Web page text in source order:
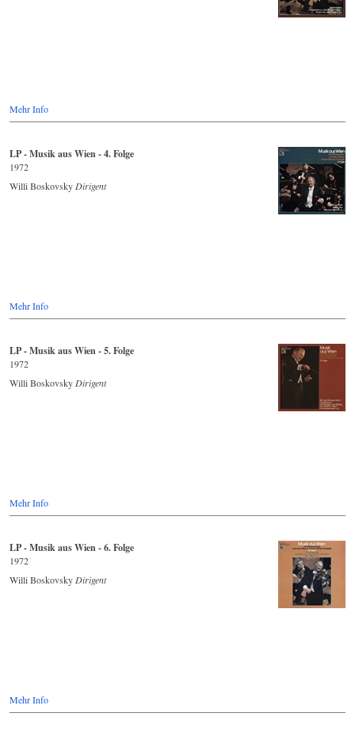
Mehr Info
LP - Musik aus Wien - 4. Folge
1972
Willi Boskovsky Dirigent
Mehr Info
LP - Musik aus Wien - 5. Folge
1972
Willi Boskovsky Dirigent
Mehr Info
LP - Musik aus Wien - 6. Folge
1972
Willi Boskovsky Dirigent
Mehr Info